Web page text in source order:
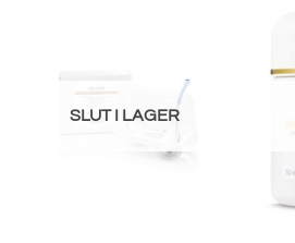
SLUT I LAGER